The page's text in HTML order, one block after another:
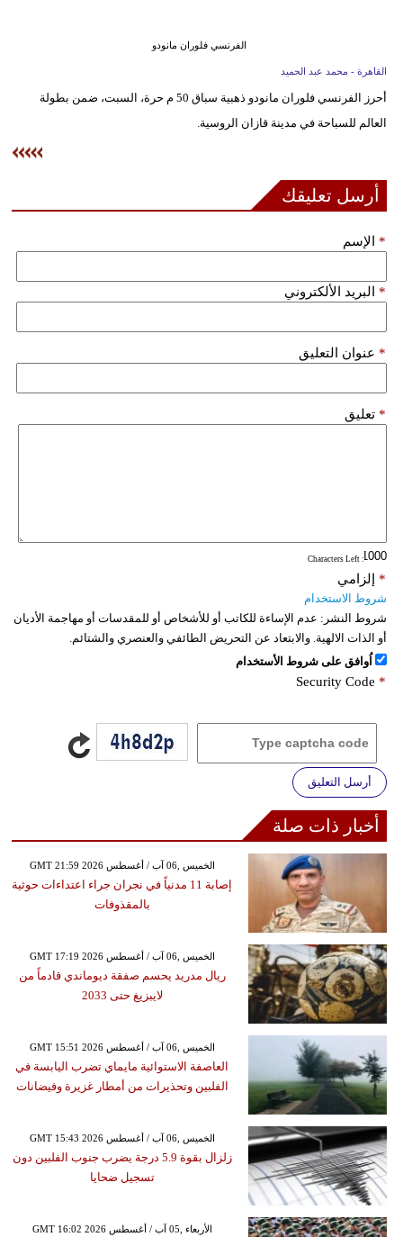
وتكنولوجيا
بيئة
سيارات
الفرنسي فلوران مانودو
القاهرة - محمد عبد الحميد
أحرز الفرنسي فلوران مانودو ذهبية سباق 50 م حرة، السبت، ضمن بطولة
العالم للسباحة في مدينة قازان الروسية.
أرسل تعليقك
الإسم *
البريد الألكتروني *
عنوان التعليق *
تعليق *
: Characters Left
إلزامي *
شروط الاستخدام
شروط النشر: عدم الإساءة للكاتب أو للأشخاص أو للمقدسات أو مهاجمة الأديان
أو الذات الالهية. والابتعاد عن التحريض الطائفي والعنصري والشتائم.
اُوافق على شروط الأستخدام
Security Code *
أرسل التعليق
أخبار ذات صلة
GMT 21:59 2026 الخميس ,06 آب / أغسطس
إصابة 11 مدنياً في نجران جراء اعتداءات حوثية
بالمقذوفات
GMT 17:19 2026 الخميس ,06 آب / أغسطس
ريال مدريد يحسم صفقة ديوماندي قادماً من
لايبزيغ حتى 2033
GMT 15:51 2026 الخميس ,06 آب / أغسطس
العاصفة الاستوائية مايماي تضرب اليابسة في
الفلبين وتحذيرات من أمطار غزيرة وفيضانات
GMT 15:43 2026 الخميس ,06 آب / أغسطس
زلزال بقوة 5.9 درجة يضرب جنوب الفلبين دون
تسجيل ضحايا
GMT 16:02 2026 الأربعاء ,05 آب / أغسطس